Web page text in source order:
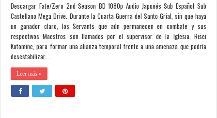
Descargar Fate/Zero 2nd Season BD 1080p Audio Japonés Sub Español Sub
Castellano Mega Drive. Durante la Cuarta Guerra del Santo Grial, sin que haya
un ganador claro, los Servants que aún permanecen en combate y sus
respectivos Maestros son llamados por el supervisor de la Iglesia, Risei
Kotomine, para formar una alianza temporal frente a una amenaza que podría
desestabilizar …
Leer más »